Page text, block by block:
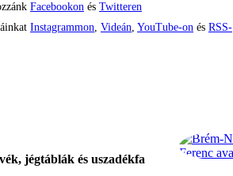
Facebookon és Twitteren
Instagrammon, Videán, YouTube-on és RSS-
jégtáblák és uszadékfa